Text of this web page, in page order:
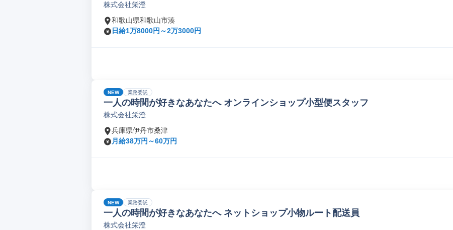
株式会社栄澄
和歌山県和歌山市湊
日給1万8000円～2万3000円
NEW 業務委託
一人の時間が好きなあなたへ オンラインショップ小型便スタッフ
株式会社栄澄
兵庫県伊丹市桑津
月給38万円～60万円
NEW 業務委託
一人の時間が好きなあなたへ ネットショップ小物ルート配送員
株式会社栄澄